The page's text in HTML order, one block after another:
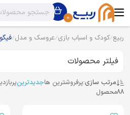
0
ربیع کودک و اسباب بازی عروسک و مدل
فیلتر محصولات
مرتب سازی:پرفروشترین هاجدیدترین
88محصول